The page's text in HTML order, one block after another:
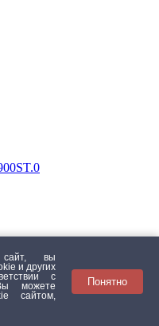
сайт, вы
и других
с
можете
сайтом,
Понятно